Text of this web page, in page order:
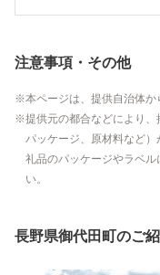
注意事項・その他
本ページは、提供自治体か
提供元の都合などにより、
パッケージ、原材料など
礼品のパッケージやラベ
い。
長野県御代田町のご